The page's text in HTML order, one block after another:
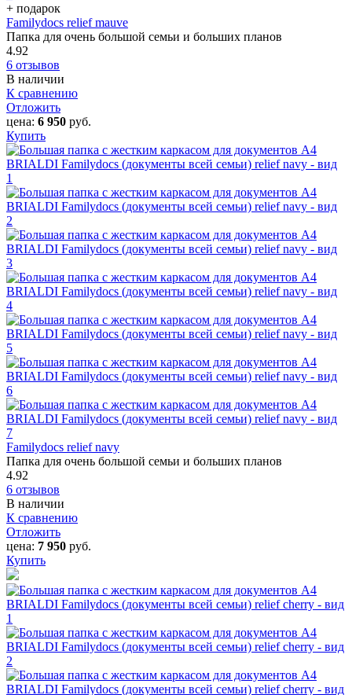
+ подарок
Familydocs relief mauve
Папка для очень большой семьи и больших планов
4.92
6 отзывов
В наличии
К сравнению
Отложить
цена: 6 950 руб.
Купить
Familydocs relief navy
Папка для очень большой семьи и больших планов
4.92
6 отзывов
В наличии
К сравнению
Отложить
цена: 7 950 руб.
Купить